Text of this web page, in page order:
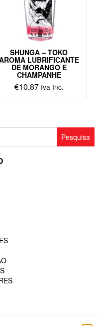
SHUNGA – TOKO
LUBRIFICANTE
DE MORANGO E
CHAMPANHE
€10,87 Iva Inc.
Pesquisa